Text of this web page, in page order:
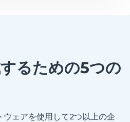
るための5つの
ェアを使用して2つ以上の企